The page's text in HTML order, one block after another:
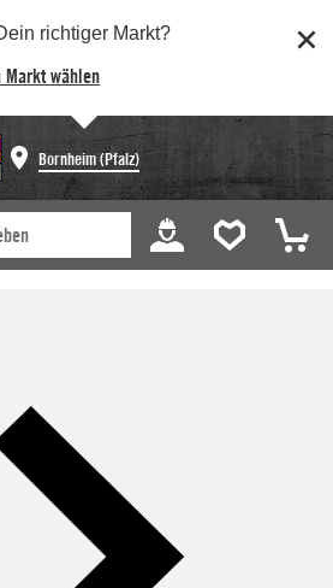
richtiger Markt?
Markt wählen
Bornheim (Pfalz)